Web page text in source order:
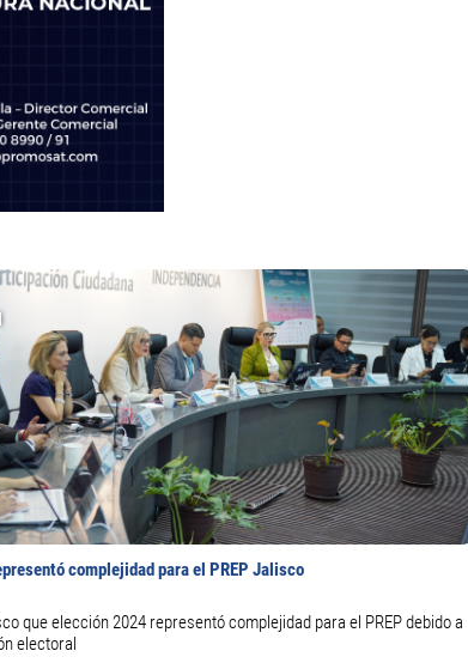
complejidad para el PREP Jalisco
que elección 2024 representó complejidad para el PREP debido a
electoral